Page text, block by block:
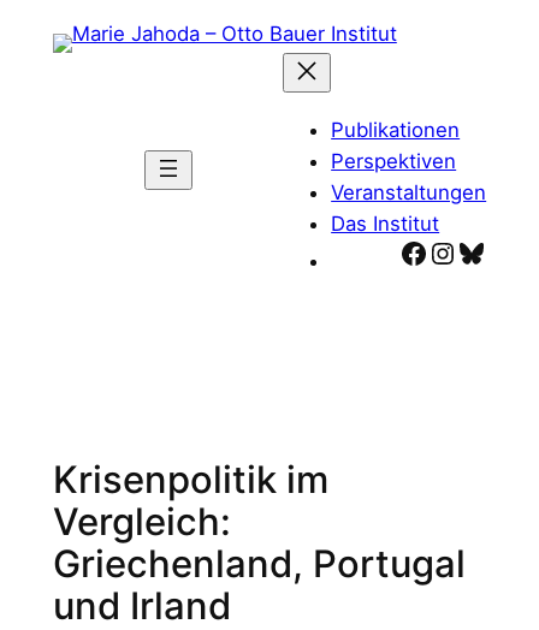
Inhalt
Publikationen
Perspektiven
Veranstaltungen
Das Institut
Facebook
Krisenpolitik im
Vergleich:
Griechenland, Portugal
und Irland